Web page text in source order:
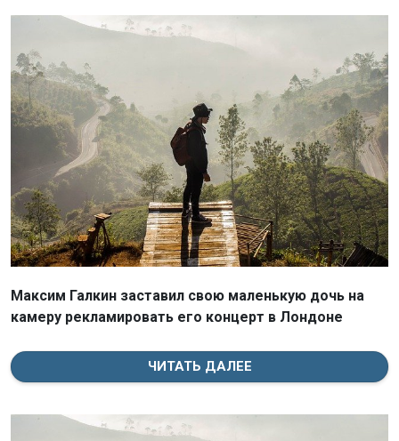
ЧИТАТЬ ДАЛЕЕ
Максим Галкин заставил свою маленькую дочь на
камеру рекламировать его концерт в Лондоне